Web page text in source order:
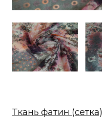
Ткань фатин (сетка)